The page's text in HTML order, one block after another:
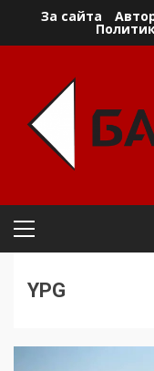
За сайта
Primary
YPG